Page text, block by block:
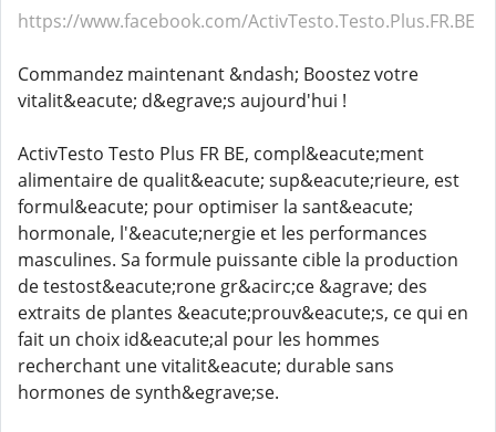
https://www.facebook.com/ActivTesto.Testo.Plus.FR.BE
Commandez maintenant &ndash; Boostez votre
vitalit&eacute; d&egrave;s aujourd'hui !
ActivTesto Testo Plus FR BE, compl&eacute;ment
alimentaire de qualit&eacute; sup&eacute;rieure, est
formul&eacute; pour optimiser la sant&eacute;
hormonale, l'&eacute;nergie et les performances
masculines. Sa formule puissante cible la production
de testost&eacute;rone gr&acirc;ce &agrave; des
extraits de plantes &eacute;prouv&eacute;s, ce qui en
fait un choix id&eacute;al pour les hommes
recherchant une vitalit&eacute; durable sans
hormones de synth&egrave;se.